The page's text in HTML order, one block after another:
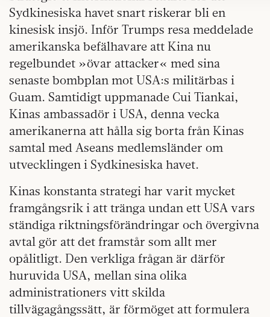
Sydkinesiska havet snart riskerar bli en
kinesisk insjö. Inför Trumps resa meddelade
amerikanska befälhavare att Kina nu
regelbundet »övar attacker« med sina
senaste bombplan mot USA:s militärbas i
Guam. Samtidigt uppmanade Cui Tiankai,
Kinas ambassadör i USA, denna vecka
amerikanerna att hålla sig borta från Kinas
samtal med Aseans medlemsländer om
utvecklingen i Sydkinesiska havet.
Kinas konstanta strategi har varit mycket
framgångsrik i att tränga undan ett USA vars
ständiga riktningsförändringar och övergivna
avtal gör att det framstår som allt mer
opålitligt. Den verkliga frågan är därför
huruvida USA, mellan sina olika
administrationers vitt skilda
tillvägagångssätt, är förmöget att formulera